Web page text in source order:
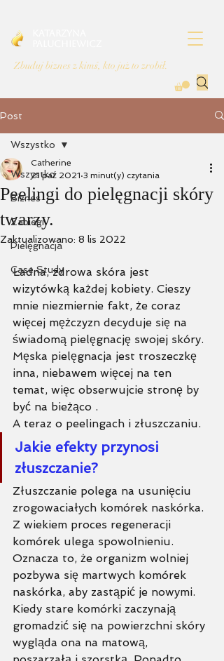
Zbuduj biznes z kimś, kto już to zrobił.
Post
Wszystko
Biznes
Zabiegi
Pielęgnacja
Case Study
Wszystko
Peelingi do pielęgnacji skóry
twarzy.
Catherine
21 paź 2021 3 minut(y) czytania
Zaktualizowano: 8 lis 2022
Ładna, zdrowa skóra jest
wizytówką każdej kobiety. Cieszy
mnie niezmiernie fakt, że coraz
więcej mężczyzn decyduje się na
świadomą pielęgnację swojej skóry.
Męska pielęgnacja jest troszeczkę
inna, niebawem więcej na ten
temat, więc obserwujcie stronę by
być na bieżąco .
A teraz o peelingach i złuszczaniu.
Jakie efekty przynosi
złuszczanie?
Złuszczanie polega na usunięciu
zrogowaciałych komórek naskórka.
Z wiekiem proces regeneracji
komórek ulega spowolnieniu.
Oznacza to, że organizm wolniej
pozbywa się martwych komórek
naskórka, aby zastąpić je nowymi.
Kiedy stare komórki zaczynają
gromadzić się na powierzchni skóry
wygląda ona na matową,